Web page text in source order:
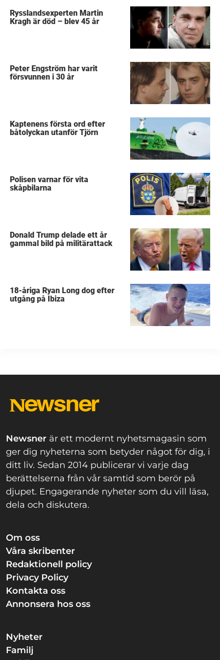
Rysslandsexperten Martin
Kragh är död – blev 45 år
Peter Engström har varit
försvunnen i 30 år
Kaptenens första ord efter
båtolyckan utanför Tjörn
Polisen varnar för vita
skåpbilarna
Donald Trump delade ett år
gammal bild på militärattack
18-åriga Ryan Long dog efter
utgång på Ibiza
Newsner är ett modernt nyhetsmagasin som
ger dig nyheterna som betyder något för dig, i
ditt liv. Sedan 2014 publicerar vi varje dag
berättelserna från vår samtid som berör på
djupet. Engagerande nyheter som du vill läsa,
dela och diskutera.
Om oss
Våra skribenter
Redaktionell policy
Privacy Policy
Kontakta oss
Annonsera hos oss
Nyheter
Familj